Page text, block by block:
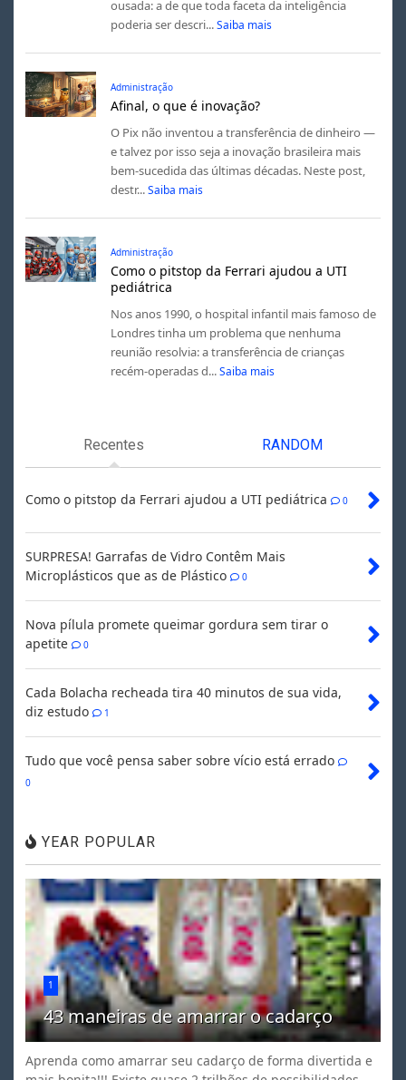
ousada: a de que toda faceta da inteligência
poderia ser descri... Saiba mais
Administração
Afinal, o que é inovação?
O Pix não inventou a transferência de dinheiro —
e talvez por isso seja a inovação brasileira mais
bem-sucedida das últimas décadas. Neste post,
destr... Saiba mais
Administração
Como o pitstop da Ferrari ajudou a UTI
pediátrica
Nos anos 1990, o hospital infantil mais famoso de
Londres tinha um problema que nenhuma
reunião resolvia: a transferência de crianças
recém-operadas d... Saiba mais
Recentes RANDOM
Como o pitstop da Ferrari ajudou a UTI pediátrica 0
SURPRESA! Garrafas de Vidro Contêm Mais
Microplásticos que as de Plástico
0
Nova pílula promete queimar gordura sem tirar o
apetite
0
Cada Bolacha recheada tira 40 minutos de sua vida,
diz estudo
1
Tudo que você pensa saber sobre vício está errado
0
YEAR POPULAR
1
43 maneiras de amarrar o cadarço
Aprenda como amarrar seu cadarço de forma divertida e